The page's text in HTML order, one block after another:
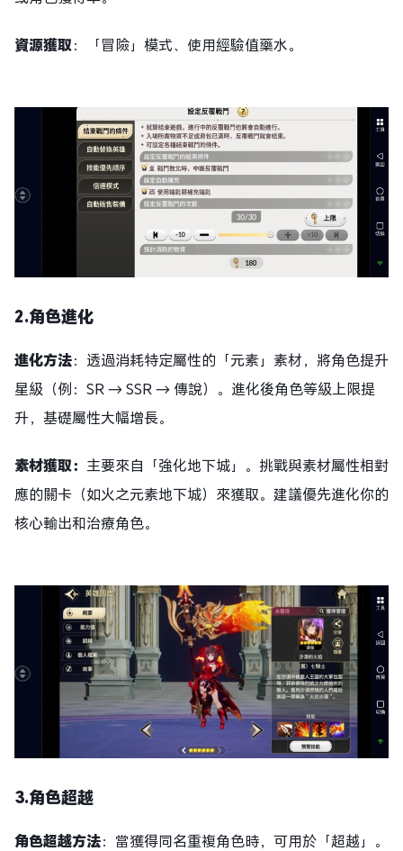
資源獲取：「冒險」模式、使用經驗值藥水。
2.角色進化
進化方法：透過消耗特定屬性的「元素」素材，將角色提升
星級（例：SR → SSR → 傳說）。進化後角色等級上限提
升，基礎屬性大幅增長。
素材獲取： 主要來自「強化地下城」。挑戰與素材屬性相對
應的關卡（如火之元素地下城）來獲取。建議優先進化你的
核心輸出和治療角色。
3.角色超越
角色超越方法：當獲得同名重複角色時，可用於「超越」。